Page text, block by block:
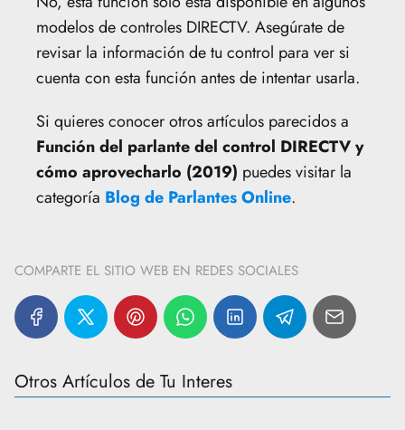
modelos de controles DIRECTV. Asegúrate de
revisar la información de tu control para ver si
cuenta con esta función antes de intentar usarla.
Si quieres conocer otros artículos parecidos a
Función del parlante del control DIRECTV y
cómo aprovecharlo (2019) puedes visitar la
categoría Blog de Parlantes Online.
COMPARTE EL SITIO WEB EN REDES SOCIALES
Otros Artículos de Tu Interes